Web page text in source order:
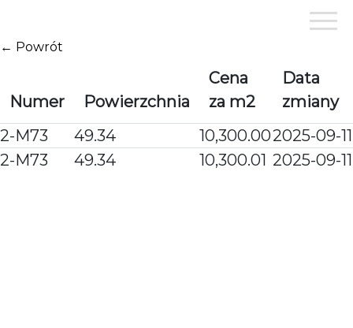
treści
← Powrót
Numer Powierzchnia
Cena
za m2
Data
zmiany
2-M73
49.34 10,300.002025-09-11
2-M73
49.34 10,300.01 2025-09-11